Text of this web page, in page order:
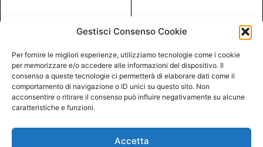
Gestisci Consenso Cookie
Per fornire le migliori esperienze, utilizziamo tecnologie come i cookie
per memorizzare e/o accedere alle informazioni del dispositivo. Il
consenso a queste tecnologie ci permetterà di elaborare dati come il
comportamento di navigazione o ID unici su questo sito. Non
acconsentire o ritirare il consenso può influire negativamente su alcune
caratteristiche e funzioni.
Accetta